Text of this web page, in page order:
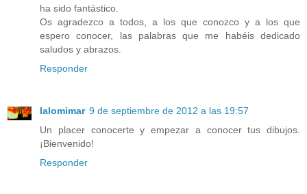
ha sido fantástico.
Os agradezco a todos, a los que conozco y a los que
espero conocer, las palabras que me habéis dedicado
saludos y abrazos.
Responder
lalomimar 9 de septiembre de 2012 a las 19:57
Un placer conocerte y empezar a conocer tus dibujos.
¡Bienvenido!
Responder